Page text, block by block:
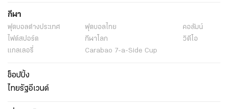
กีฬา
ฟุตบอลต่่างประเทศ ฟุตบอลไทย
คอลัมน์
ไฟต์สปอร์ต
กีฬาโลก
วิดีโอ
แกลเลอรี่
Carabao 7-a-Side Cup
ช็อปปิ้ง
ไทยรัฐอีเวนต์